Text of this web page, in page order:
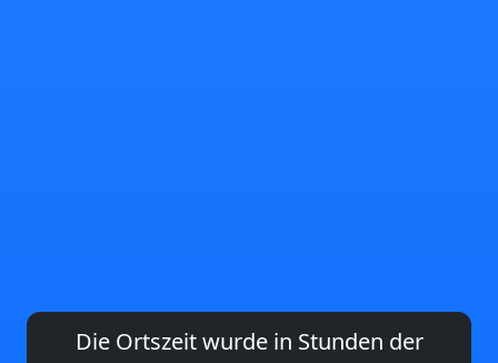
Die Ortszeit wurde in Stunden der